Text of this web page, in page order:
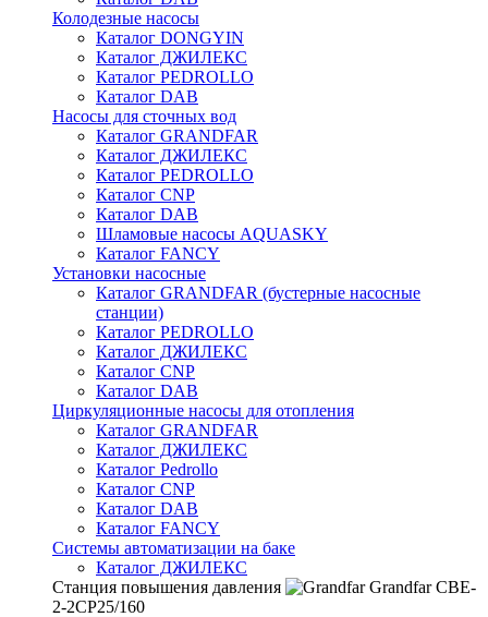
Колодезные насосы
Каталог DONGYIN
Каталог ДЖИЛЕКС
Каталог PEDROLLO
Каталог DAB
Насосы для сточных вод
Каталог GRANDFAR
Каталог ДЖИЛЕКС
Каталог PEDROLLO
Каталог CNP
Каталог DAB
Шламовые насосы AQUASKY
Каталог FANCY
Установки насосные
Каталог GRANDFAR (бустерные насосные
станции)
Каталог PEDROLLO
Каталог ДЖИЛЕКС
Каталог CNP
Каталог DAB
Циркуляционные насосы для отопления
Каталог GRANDFAR
Каталог ДЖИЛЕКС
Каталог Pedrollo
Каталог CNP
Каталог DAB
Каталог FANCY
Системы автоматизации на баке
Каталог ДЖИЛЕКС
Станция повышения давления
Grandfar CBE-
2-2CP25/160